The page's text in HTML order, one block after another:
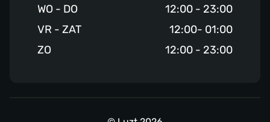
WO - DO
12:00 - 23:00
VR - ZAT
12:00- 01:00
ZO
12:00 - 23:00